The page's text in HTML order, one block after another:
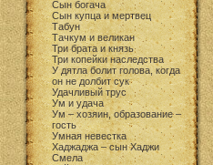
Сын богача
Сын купца и мертвец
Табун
Тачкум и великан
Три брата и князь
Три копейки наследства
У дятла болит голова, когда
он не долбит сук
Удачливый трус
Ум и удача
Ум – хозяин, образование –
гость
Умная невестка
Хаджаджа – сын Хаджи
Смела